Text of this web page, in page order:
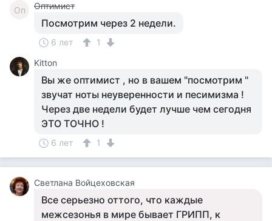
Оп Оптимист
Посмотрим через 2 недели.
6 лет
1
Kitton
Вы же оптимист , но в вашем "посмотрим "
звучат ноты неуверенности и песимизма !
Через две недели будет лучше чем сегодня
ЭТО ТОЧНО !
6 лет 1
Светлана Войцеховская
Все серьезно оттого, что каждые
межсезонья в мире бывает ГРИПП, к